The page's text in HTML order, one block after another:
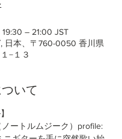
– 21:00 JST
日本、〒760-0050 香川県
−１３
いて
ートルムジーク）profile: